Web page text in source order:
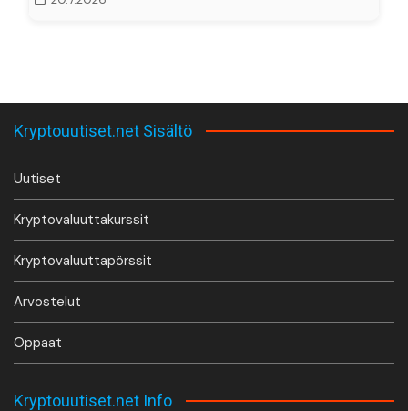
Kryptouutiset.net Sisältö
Uutiset
Kryptovaluuttakurssit
Kryptovaluuttapörssit
Arvostelut
Oppaat
Kryptouutiset.net Info